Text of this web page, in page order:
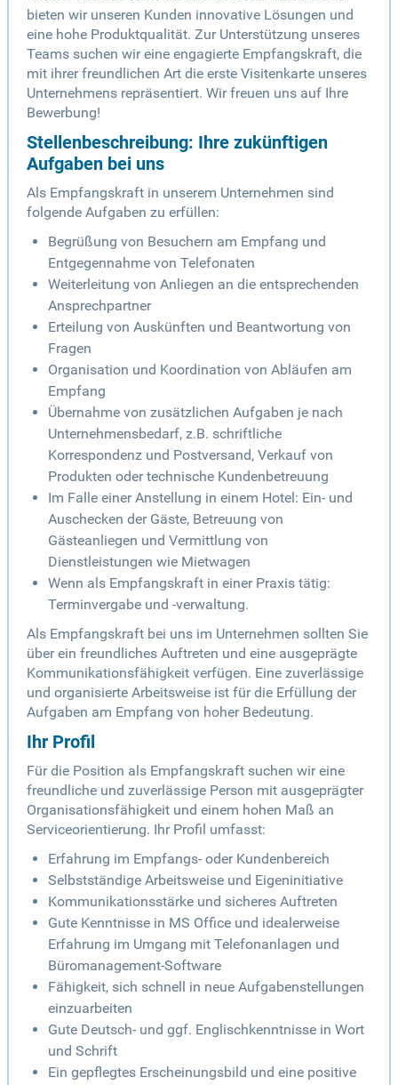
bieten wir unseren Kunden innovative Lösungen und
eine hohe Produktqualität. Zur Unterstützung unseres
Teams suchen wir eine engagierte Empfangskraft, die
mit ihrer freundlichen Art die erste Visitenkarte unseres
Unternehmens repräsentiert. Wir freuen uns auf Ihre
Bewerbung!
Stellenbeschreibung: Ihre zukünftigen
Aufgaben bei uns
Als Empfangskraft in unserem Unternehmen sind
folgende Aufgaben zu erfüllen:
Begrüßung von Besuchern am Empfang und
Entgegennahme von Telefonaten
Weiterleitung von Anliegen an die entsprechenden
Ansprechpartner
Erteilung von Auskünften und Beantwortung von
Fragen
Organisation und Koordination von Abläufen am
Empfang
Übernahme von zusätzlichen Aufgaben je nach
Unternehmensbedarf, z.B. schriftliche
Korrespondenz und Postversand, Verkauf von
Produkten oder technische Kundenbetreuung
Im Falle einer Anstellung in einem Hotel: Ein- und
Auschecken der Gäste, Betreuung von
Gästeanliegen und Vermittlung von
Dienstleistungen wie Mietwagen
Wenn als Empfangskraft in einer Praxis tätig:
Terminvergabe und -verwaltung.
Als Empfangskraft bei uns im Unternehmen sollten Sie
über ein freundliches Auftreten und eine ausgeprägte
Kommunikationsfähigkeit verfügen. Eine zuverlässige
und organisierte Arbeitsweise ist für die Erfüllung der
Aufgaben am Empfang von hoher Bedeutung.
Ihr Profil
Für die Position als Empfangskraft suchen wir eine
freundliche und zuverlässige Person mit ausgeprägter
Organisationsfähigkeit und einem hohen Maß an
Serviceorientierung. Ihr Profil umfasst:
Erfahrung im Empfangs- oder Kundenbereich
Selbstständige Arbeitsweise und Eigeninitiative
Kommunikationsstärke und sicheres Auftreten
Gute Kenntnisse in MS Office und idealerweise
Erfahrung im Umgang mit Telefonanlagen und
Büromanagement-Software
Fähigkeit, sich schnell in neue Aufgabenstellungen
einzuarbeiten
Gute Deutsch- und ggf. Englischkenntnisse in Wort
und Schrift
Ein gepflegtes Erscheinungsbild und eine positive